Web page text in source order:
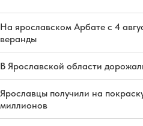
На ярославском Арбате с 4
веранды
В Ярославской области
Ярославцы получили на
миллионов